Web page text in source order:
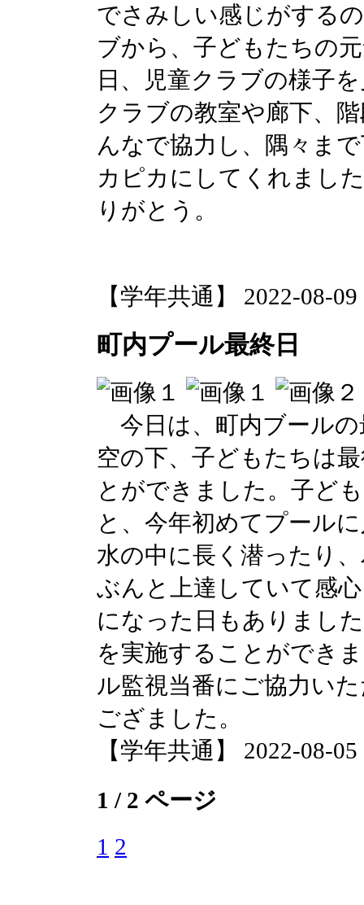
でさみしい感じがする
ブから、子どもたちの
日、児童クラブの様子
クラブの教室や廊下、
んなで協力し、隅々ま
カピカにしてくれまし
りがとう。
【学年共通】 2022-08-
町内プール最終日
今日は、町内ブールの
空の下、子どもたちは
とができました。子ど
と、今年初めてプール
水の中に長く潜ったり
ぶんと上達していて感
になった日もありまし
を実施することができ
ル監視当番にご協力い
ござました。
【学年共通】 2022-08-
1 / 2 ページ
1 2